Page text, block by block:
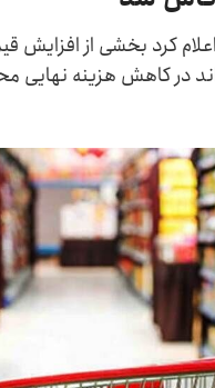
کرد بخشی از افزایش
در کاهش هزینه نهایی